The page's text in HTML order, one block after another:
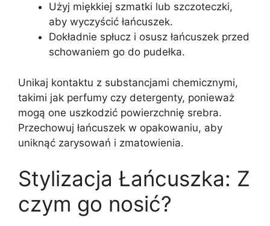
Użyj miękkiej szmatki lub szczoteczki,
aby wyczyścić łańcuszek.
Dokładnie spłucz i osusz łańcuszek przed
schowaniem go do pudełka.
Unikaj kontaktu z substancjami chemicznymi,
takimi jak perfumy czy detergenty, ponieważ
mogą one uszkodzić powierzchnię srebra.
Przechowuj łańcuszek w opakowaniu, aby
uniknąć zarysowań i zmatowienia.
Stylizacja Łańcuszka: Z
czym go nosić?